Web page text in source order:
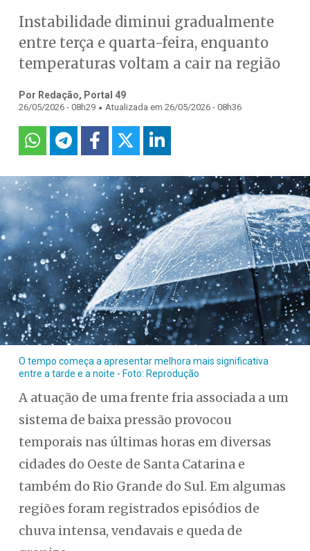
Instabilidade diminui gradualmente
entre terça e quarta-feira, enquanto
temperaturas voltam a cair na região
Por Redação, Portal 49
26/05/2026 - 08h29 . Atualizada em 26/05/2026 - 08h36
O tempo começa a apresentar melhora mais significativa
entre a tarde e a noite - Foto: Reprodução
A atuação de uma frente fria associada a um
sistema de baixa pressão provocou
temporais nas últimas horas em diversas
cidades do Oeste de Santa Catarina e
também do Rio Grande do Sul. Em algumas
regiões foram registrados episódios de
chuva intensa, vendavais e queda de